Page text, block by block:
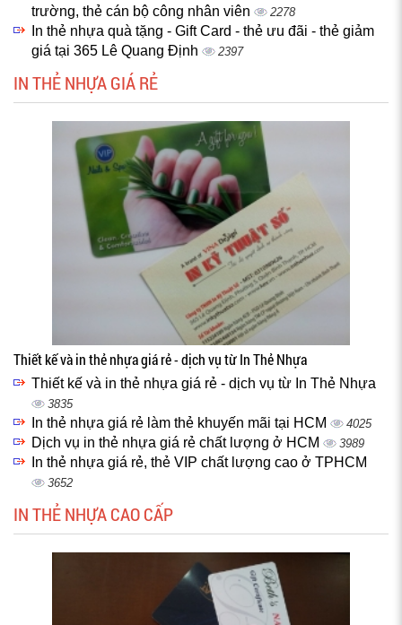
trường, thẻ cán bộ công nhân viên
2278
In thẻ nhựa quà tặng - Gift Card - thẻ ưu đãi - thẻ giảm
giá tại 365 Lê Quang Định
2397
IN THẺ NHỰA GIÁ RẺ
Thiết kế và in thẻ nhựa giá rẻ - dịch vụ từ In Thẻ Nhựa
Thiết kế và in thẻ nhựa giá rẻ - dịch vụ từ In Thẻ Nhựa
3835
In thẻ nhựa giá rẻ làm thẻ khuyến mãi tại HCM 4025
Dịch vụ in thẻ nhựa giá rẻ chất lượng ở HCM 3989
In thẻ nhựa giá rẻ, thẻ VIP chất lượng cao ở TPHCM
3652
IN THẺ NHỰA CAO CẤP